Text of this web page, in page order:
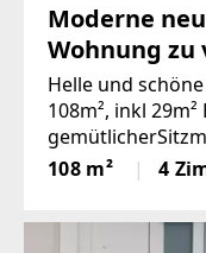
Moderne
Wohnung
Helle und
108m², inkl
Steinplatte und
108 m² 4